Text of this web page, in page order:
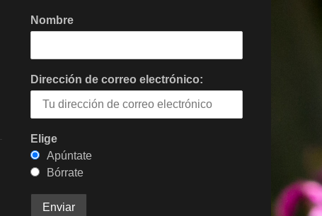
Nombre
Dirección de correo electrónico:
Elige
Apúntate
Bórrate